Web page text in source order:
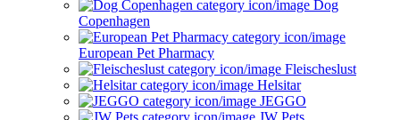
Dog
Copenhagen
European Pet Pharmacy
Fleischeslust
Helsitar
JEGGO